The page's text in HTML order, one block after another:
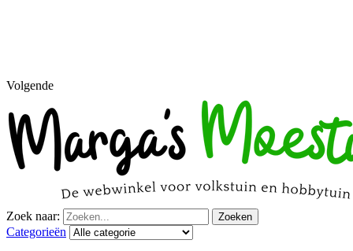
Volgende
Zoek naar: Zoeken
Categorieën